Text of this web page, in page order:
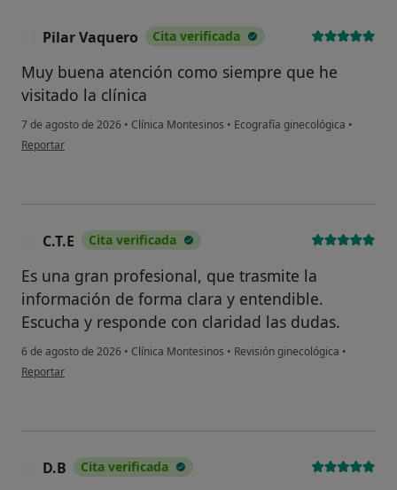
Pilar Vaquero Cita verificada
Muy buena atención como siempre que he
visitado la clínica
7 de agosto de 2026 • Clínica Montesinos • Ecografía ginecológica •
en opinión del usuario Pilar Vaquero
Reportar
C.T.E Cita verificada
Es una gran profesional, que trasmite la
información de forma clara y entendible.
Escucha y responde con claridad las dudas.
6 de agosto de 2026 • Clínica Montesinos • Revisión ginecológica •
en opinión del usuario C.T.E
Reportar
D.B Cita verificada